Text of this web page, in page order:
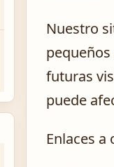
Nuestro
futuras
puede
Enlaces